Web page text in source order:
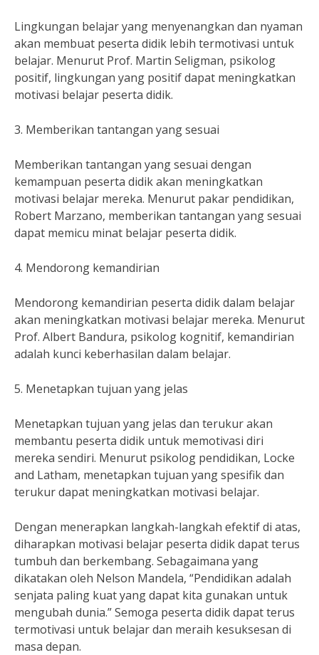
Lingkungan belajar yang menyenangkan dan nyaman
akan membuat peserta didik lebih termotivasi untuk
belajar. Menurut Prof. Martin Seligman, psikolog
positif, lingkungan yang positif dapat meningkatkan
motivasi belajar peserta didik.
3. Memberikan tantangan yang sesuai
Memberikan tantangan yang sesuai dengan
kemampuan peserta didik akan meningkatkan
motivasi belajar mereka. Menurut pakar pendidikan,
Robert Marzano, memberikan tantangan yang sesuai
dapat memicu minat belajar peserta didik.
4. Mendorong kemandirian
Mendorong kemandirian peserta didik dalam belajar
akan meningkatkan motivasi belajar mereka. Menurut
Prof. Albert Bandura, psikolog kognitif, kemandirian
adalah kunci keberhasilan dalam belajar.
5. Menetapkan tujuan yang jelas
Menetapkan tujuan yang jelas dan terukur akan
membantu peserta didik untuk memotivasi diri
mereka sendiri. Menurut psikolog pendidikan, Locke
and Latham, menetapkan tujuan yang spesifik dan
terukur dapat meningkatkan motivasi belajar.
Dengan menerapkan langkah-langkah efektif di atas,
diharapkan motivasi belajar peserta didik dapat terus
tumbuh dan berkembang. Sebagaimana yang
dikatakan oleh Nelson Mandela, “Pendidikan adalah
senjata paling kuat yang dapat kita gunakan untuk
mengubah dunia.” Semoga peserta didik dapat terus
termotivasi untuk belajar dan meraih kesuksesan di
masa depan.